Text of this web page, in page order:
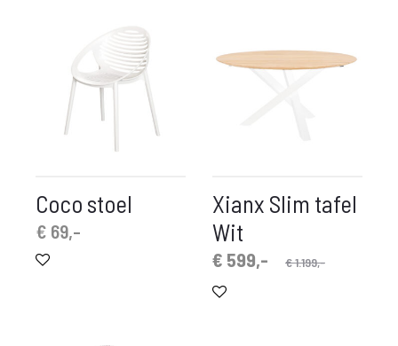
Coco stoel
€ 69,-
Xianx Slim tafel
Wit
€1.199,-
Oorspronkelijke
€ 599,-
Huidige
prijs